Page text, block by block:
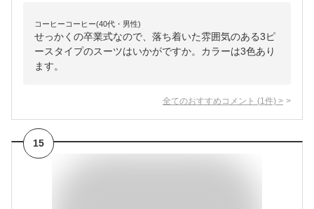
コーヒーコーヒー(40代・男性)
せっかくの卒業式なので、落ち着いた雰囲気のある3ピ
ースタイプのスーツはいかがですか。カラーは3色あり
ます。
全てのおすすめコメント (1 件) >
15